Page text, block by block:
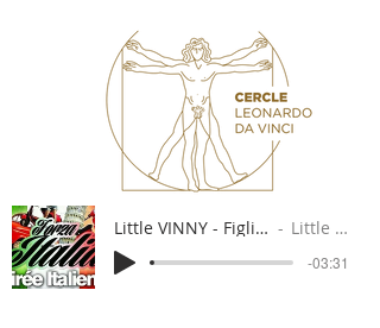
Little VINNY - Figli dell'Italia Little Vinny
-03:31